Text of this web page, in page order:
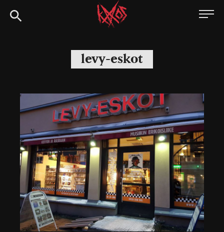
Siirry
suoraan
Kaaoszine
levy-eskot